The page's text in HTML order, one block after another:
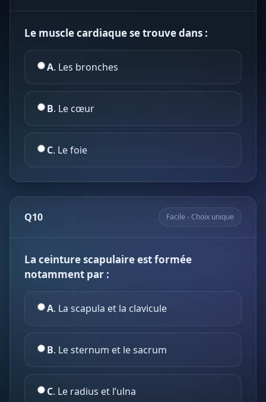
Le muscle cardiaque se trouve dans :
A. Les bronches
B. Le cœur
C. Le foie
Q10 Facile - Choix unique
La ceinture scapulaire est formée
notamment par :
A. La scapula et la clavicule
B. Le sternum et le sacrum
C. Le radius et l’ulna